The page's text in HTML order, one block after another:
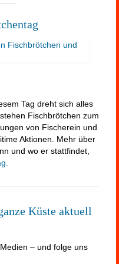
Tag dreht sich alles
Fischbrötchen zum
von Fischerein und
Aktionen. Mehr über
und wo er stattfindet,
Küste aktuell
– und folge uns